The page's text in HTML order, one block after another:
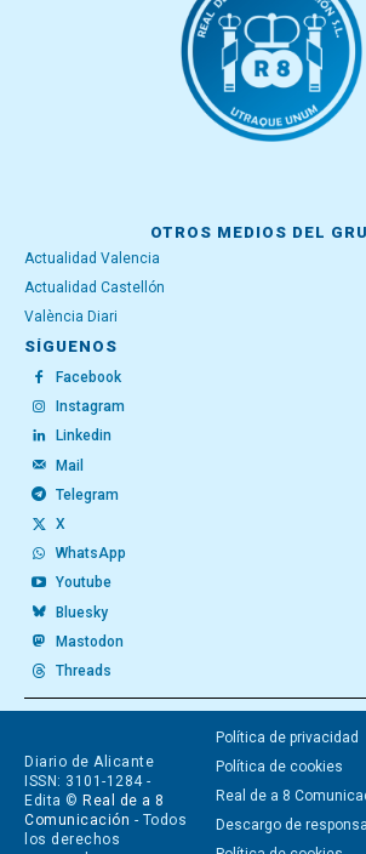
OTROS MEDIOS DEL
Actualidad Valencia
Actualidad Castellón
València Diari
SÍGUENOS
Facebook
Instagram
Linkedin
Mail
Telegram
X
WhatsApp
Youtube
Bluesky
Mastodon
Threads
Diario de Alicante
ISSN: 3101-1284 -
Edita © Real de a 8
Comunicación - Todos
los derechos
Política de privacidad
Política de cookies
Real de a 8
Descargo de